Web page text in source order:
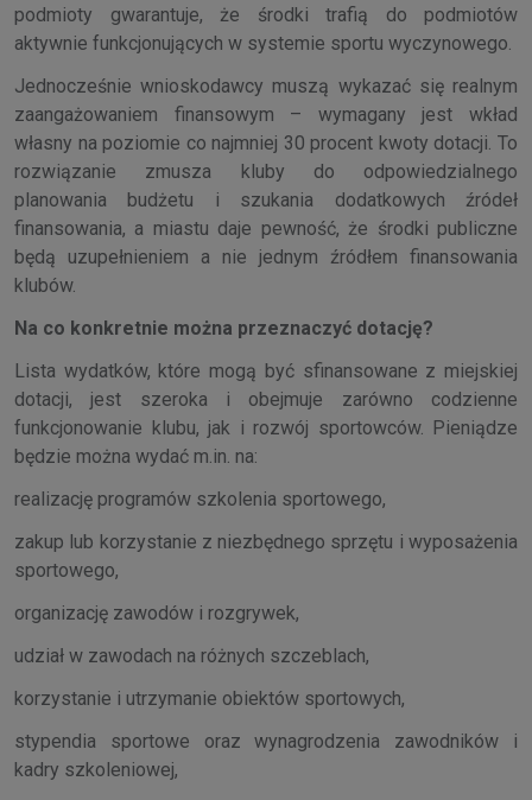
podmioty gwarantuje, że środki trafią do podmiotów
aktywnie funkcjonujących w systemie sportu wyczynowego.
Jednocześnie wnioskodawcy muszą wykazać się realnym
zaangażowaniem finansowym – wymagany jest wkład
własny na poziomie co najmniej 30 procent kwoty dotacji. To
rozwiązanie zmusza kluby do odpowiedzialnego
planowania budżetu i szukania dodatkowych źródeł
finansowania, a miastu daje pewność, że środki publiczne
będą uzupełnieniem a nie jednym źródłem finansowania
klubów.
Na co konkretnie można przeznaczyć dotację?
Lista wydatków, które mogą być sfinansowane z miejskiej
dotacji, jest szeroka i obejmuje zarówno codzienne
funkcjonowanie klubu, jak i rozwój sportowców. Pieniądze
będzie można wydać m.in. na:
realizację programów szkolenia sportowego,
zakup lub korzystanie z niezbędnego sprzętu i wyposażenia
sportowego,
organizację zawodów i rozgrywek,
udział w zawodach na różnych szczeblach,
korzystanie i utrzymanie obiektów sportowych,
stypendia sportowe oraz wynagrodzenia zawodników i
kadry szkoleniowej,